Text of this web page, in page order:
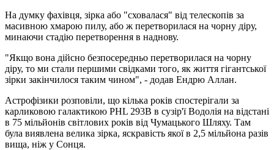
На думку фахівця, зірка або "сховалася" від телескопів за
масивною хмарою пилу, або ж перетворилася на чорну діру,
минаючи стадію перетворення в наднову.
"Якщо вона дійсно безпосередньо перетворилася на чорну
діру, то ми стали першими свідками того, як життя гігантської
зірки закінчилося таким чином", - додав Ендрю Аллан.
Астрофізики розповіли, що кілька років спостерігали за
карликовою галактикою PHL 293B в сузір'ї Водолія на відстані
в 75 мільйонів світлових років від Чумацького Шляху. Там
була виявлена ​​велика зірка, яскравість якої в 2,5 мільйона разів
вища, ніж у Сонця.